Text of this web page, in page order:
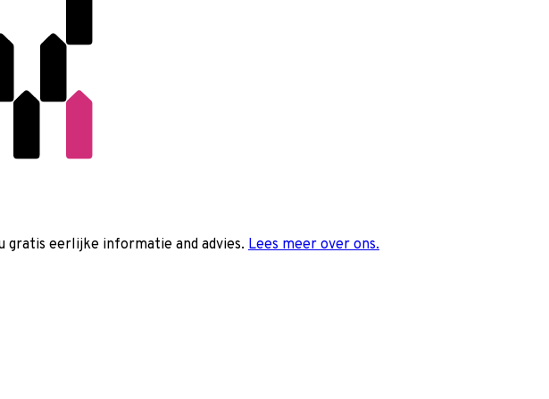
gratis eerlijke informatie and advies. Lees meer over ons.